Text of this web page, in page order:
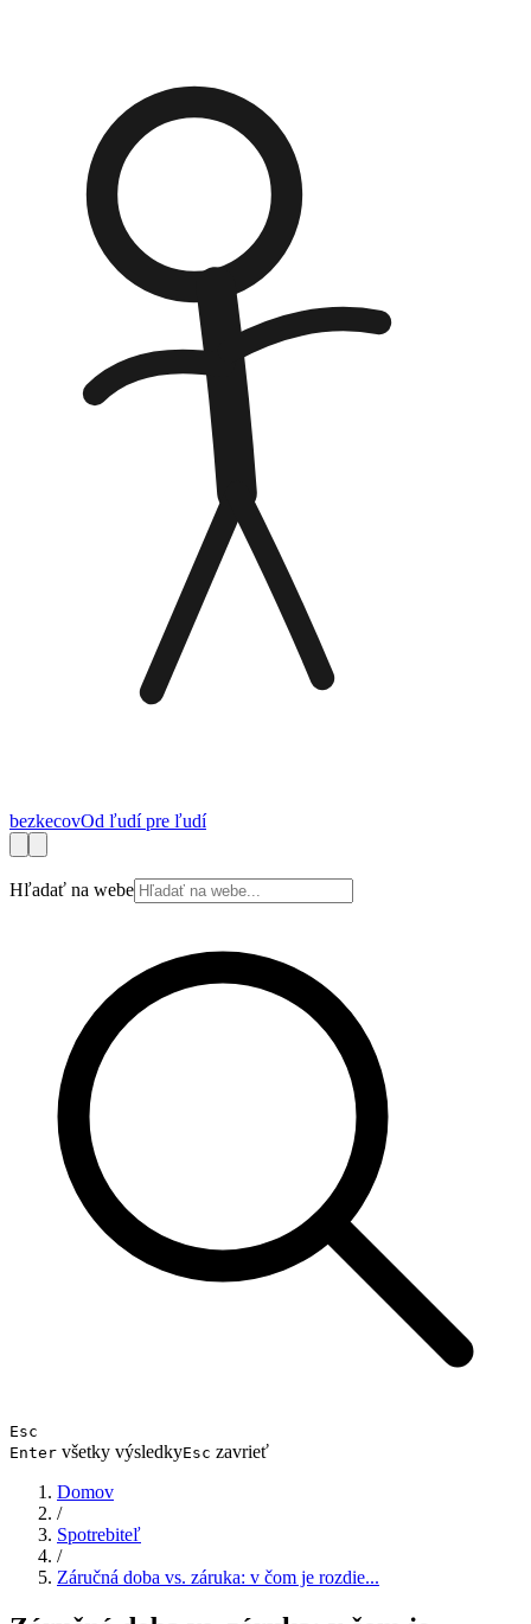
bezkecovOd ľudí pre ľudí
Hľadať na webe
Esc
Enter všetky výsledkyEsc zavrieť
Domov
/
Spotrebiteľ
/
Záručná doba vs. záruka: v čom je rozdie...